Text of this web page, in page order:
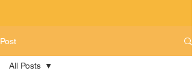
Post
All Posts